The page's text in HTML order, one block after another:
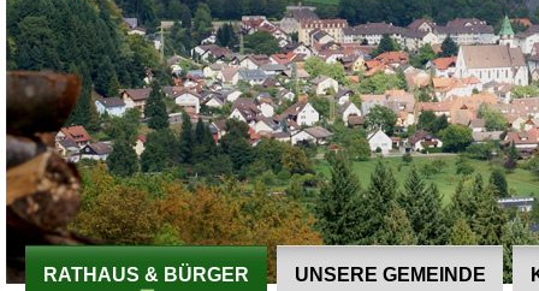
RATHAUS & BÜRGER UNSERE GEMEINDE